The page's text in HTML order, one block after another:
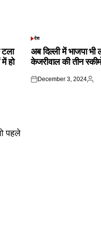
टला
हो
POSTED
देश
अब दिल्ली में भाजपा भी
केजरीवाल की तीन
Posted
December 3, 2024
Posted